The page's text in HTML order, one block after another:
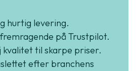
hurtig levering.
på Trustpilot.
kvalitet til skarpe priser.
efter branchens